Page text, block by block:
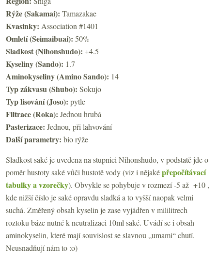
Rýže (Sakamai): Tamazakae
Kvasinky: Association #1401
Omletí (Seimaibuai): 50%
Sladkost (Nihonshudo): +4.5
Kyseliny (Sando): 1.7
Aminokyseliny (Amino Sando): 14
Typ zákvasu (Shubo): Sokujo
Typ lisování (Joso): pytle
Filtrace (Roka): Jednou hrubá
Pasterizace: Jednou, při lahvování
Další parametry: bio rýže
Sladkost saké je uvedena na stupnici Nihonshudo, v podstatě jde o
poměr hustoty saké vůči hustotě vody (viz i nějaképřepočítávací
tabulky a vzorečky). Obvykle se pohybuje v rozmezí -5 až +10 ,
kde nižší číslo je saké opravdu sladká a to vyšší naopak velmi
suchá. Změřený obsah kyselin je zase vyjádřen v mililitrech
roztoku báze nutné k neutralizaci 10ml saké. Uvádí se i obsah
aminokyselin, které mají souvislost se slavnou „umami“ chutí.
Neusnadňují nám to :o)